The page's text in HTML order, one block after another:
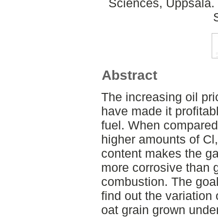
Sciences,
Abstract
The increasing oil
have made it
fuel. When
higher amounts of
content makes the
more corrosive than
combustion. The
find out the variation
oat grain grown